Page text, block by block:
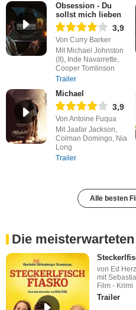
Obsession - Du
sollst mich lieben
3,9
Von Curry Barker
Mit Michael Johnston
(II), Inde Navarrette,
Cooper Tomlinson
Trailer
Michael
3,9
Von Antoine Fuqua
Mit Jaafar Jackson,
Colman Domingo, Nia
Long
Trailer
Alle besten
Die
von Ed
mit
Film - Krimi
Trailer